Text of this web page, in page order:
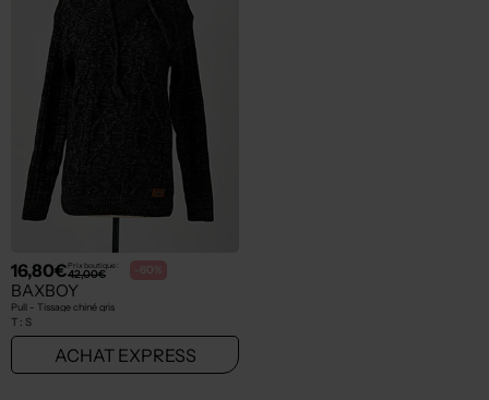
16,80€Prix boutique :
42,00€ -60%
BAXBOY
Pull - Tissage chiné gris
T : S
ACHAT EXPRESS